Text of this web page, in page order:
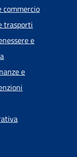
commercio
trasporti
e
e